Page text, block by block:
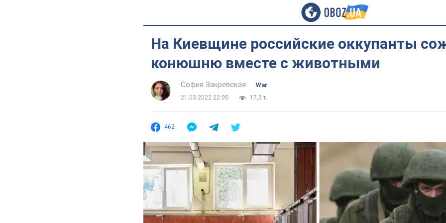
На Киевщине российские оккупанты
конюшню вместе с животными
София Закревская
War
21.03.2022 22:05
17,5 т.
462